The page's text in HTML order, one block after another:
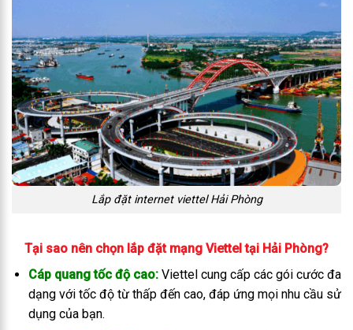
Lắp đặt internet viettel Hải Phòng
Tại sao nên chọn lắp đặt mạng Viettel tại Hải Phòng?
Cáp quang tốc độ cao:Viettel cung cấp các gói cước đa
dạng với tốc độ từ thấp đến cao, đáp ứng mọi nhu cầu sử
dụng của bạn.